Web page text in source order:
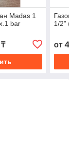
Madas 1
bar
1/2"
от